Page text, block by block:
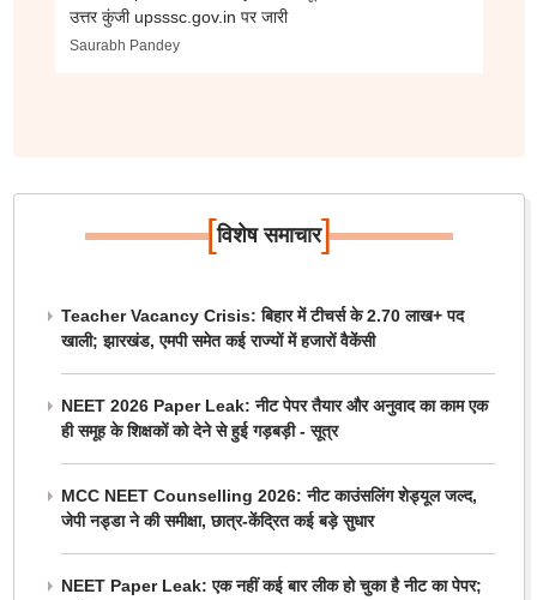
उत्तर कुंजी upsssc.gov.in पर जारी
Saurabh Pandey
[विशेष समाचार]
Teacher Vacancy Crisis: बिहार में टीचर्स के 2.70 लाख+ पद
खाली; झारखंड, एमपी समेत कई राज्यों में हजारों वैकेंसी
NEET 2026 Paper Leak: नीट पेपर तैयार और अनुवाद का काम एक
ही समूह के शिक्षकों को देने से हुई गड़बड़ी - सूत्र
MCC NEET Counselling 2026: नीट काउंसलिंग शेड्यूल जल्द,
जेपी नड्डा ने की समीक्षा, छात्र-केंद्रित कई बड़े सुधार
NEET Paper Leak: एक नहीं कई बार लीक हो चुका है नीट का पेपर;